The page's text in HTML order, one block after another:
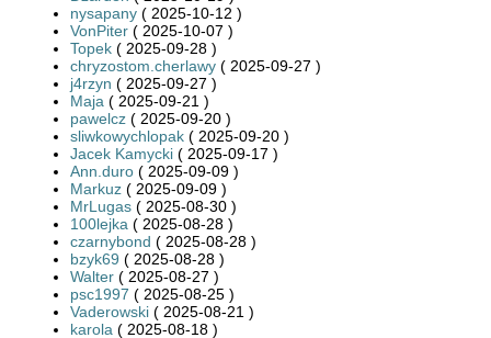
nysapany ( 2025-10-12 )
VonPiter ( 2025-10-07 )
Topek ( 2025-09-28 )
chryzostom.cherlawy ( 2025-09-27 )
j4rzyn ( 2025-09-27 )
Maja ( 2025-09-21 )
pawelcz ( 2025-09-20 )
sliwkowychlopak ( 2025-09-20 )
Jacek Kamycki ( 2025-09-17 )
Ann.duro ( 2025-09-09 )
Markuz ( 2025-09-09 )
MrLugas ( 2025-08-30 )
100lejka ( 2025-08-28 )
czarnybond ( 2025-08-28 )
bzyk69 ( 2025-08-28 )
Walter ( 2025-08-27 )
psc1997 ( 2025-08-25 )
Vaderowski ( 2025-08-21 )
karola ( 2025-08-18 )